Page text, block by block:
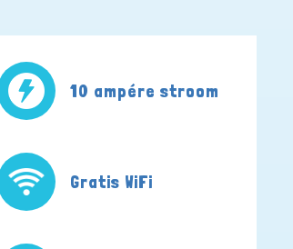
10 ampére stroom
Gratis WiFi